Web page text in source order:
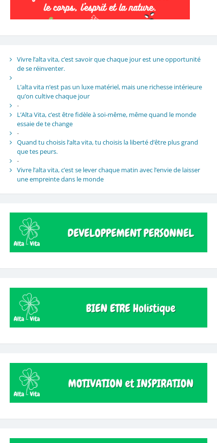
Vivre l’alta vita, c’est savoir que chaque jour est une opportunité
de se réinventer.
L’alta vita n’est pas un luxe matériel, mais une richesse intérieure
qu’on cultive chaque jour
-
L’Alta Vita, c’est être fidèle à soi-même, même quand le monde
essaie de te change
-
Quand tu choisis l’alta vita, tu choisis la liberté d’être plus grand
que tes peurs.
-
Vivre l’alta vita, c’est se lever chaque matin avec l’envie de laisser
une empreinte dans le monde